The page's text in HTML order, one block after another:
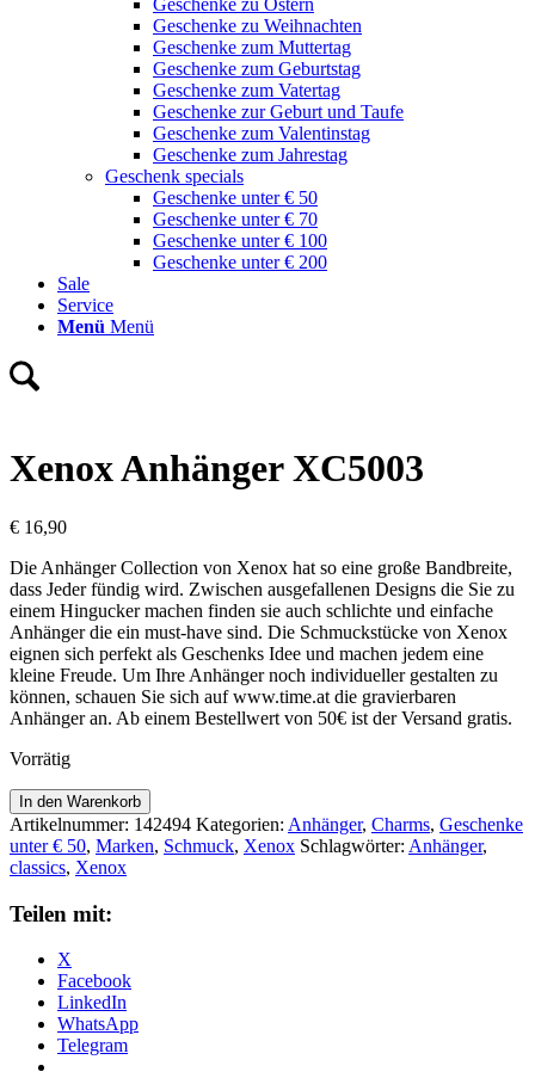
Geschenke zu Ostern
Geschenke zu Weihnachten
Geschenke zum Muttertag
Geschenke zum Geburtstag
Geschenke zum Vatertag
Geschenke zur Geburt und Taufe
Geschenke zum Valentinstag
Geschenke zum Jahrestag
Geschenk specials
Geschenke unter € 50
Geschenke unter € 70
Geschenke unter € 100
Geschenke unter € 200
Sale
Service
Menü Menü
Xenox Anhänger XC5003
€ 16,90
Die Anhänger Collection von Xenox hat so eine große Bandbreite,
dass Jeder fündig wird. Zwischen ausgefallenen Designs die Sie zu
einem Hingucker machen finden sie auch schlichte und einfache
Anhänger die ein must-have sind. Die Schmuckstücke von Xenox
eignen sich perfekt als Geschenks Idee und machen jedem eine
kleine Freude. Um Ihre Anhänger noch individueller gestalten zu
können, schauen Sie sich auf www.time.at die gravierbaren
Anhänger an. Ab einem Bestellwert von 50€ ist der Versand gratis.
Vorrätig
Xenox
Anhänger
XC5003
Menge
In den Warenkorb
Artikelnummer: 142494 Kategorien: Anhänger, Charms, Geschenke
unter € 50, Marken, Schmuck, Xenox Schlagwörter: Anhänger,
classics, Xenox
Teilen mit:
X
Facebook
LinkedIn
WhatsApp
Telegram